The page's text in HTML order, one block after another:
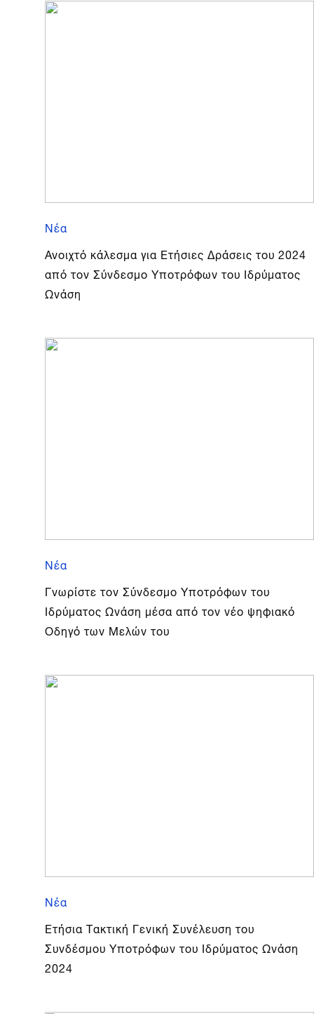
Νέα
Ανοιχτό κάλεσμα για Ετήσιες Δράσεις του 2024
από τον Σύνδεσμο Υποτρόφων του Ιδρύματος
Ωνάση
Νέα
Γνωρίστε τον Σύνδεσμο Υποτρόφων του
Ιδρύματος Ωνάση μέσα από τον νέο ψηφιακό
Οδηγό των Μελών του
Νέα
Ετήσια Τακτική Γενική Συνέλευση του
Συνδέσμου Υποτρόφων του Ιδρύματος Ωνάση
2024